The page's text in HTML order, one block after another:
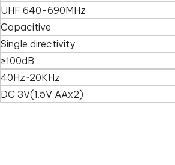
UHF 640-690MHz
Capacitive
Single directivity
≥100dB
40Hz~20KHz
DC 3V(1.5V AAx2)